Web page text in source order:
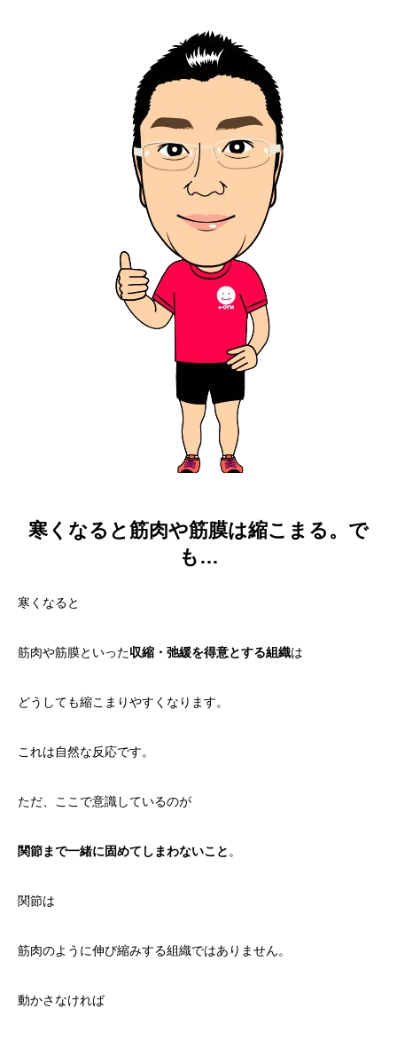
寒くなると筋肉や筋膜は縮こまる。で
も…
寒くなると
筋肉や筋膜といった収縮・弛緩を得意とする組織は
どうしても縮こまりやすくなります。
これは自然な反応です。
ただ、ここで意識しているのが
関節まで一緒に固めてしまわないこと 。
関節は
筋肉のように伸び縮みする組織ではありません。
動かさなければ